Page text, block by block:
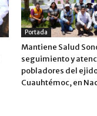
Portada
Mantiene Salud
seguimiento y
pobladores del
Cuauhtémoc, en